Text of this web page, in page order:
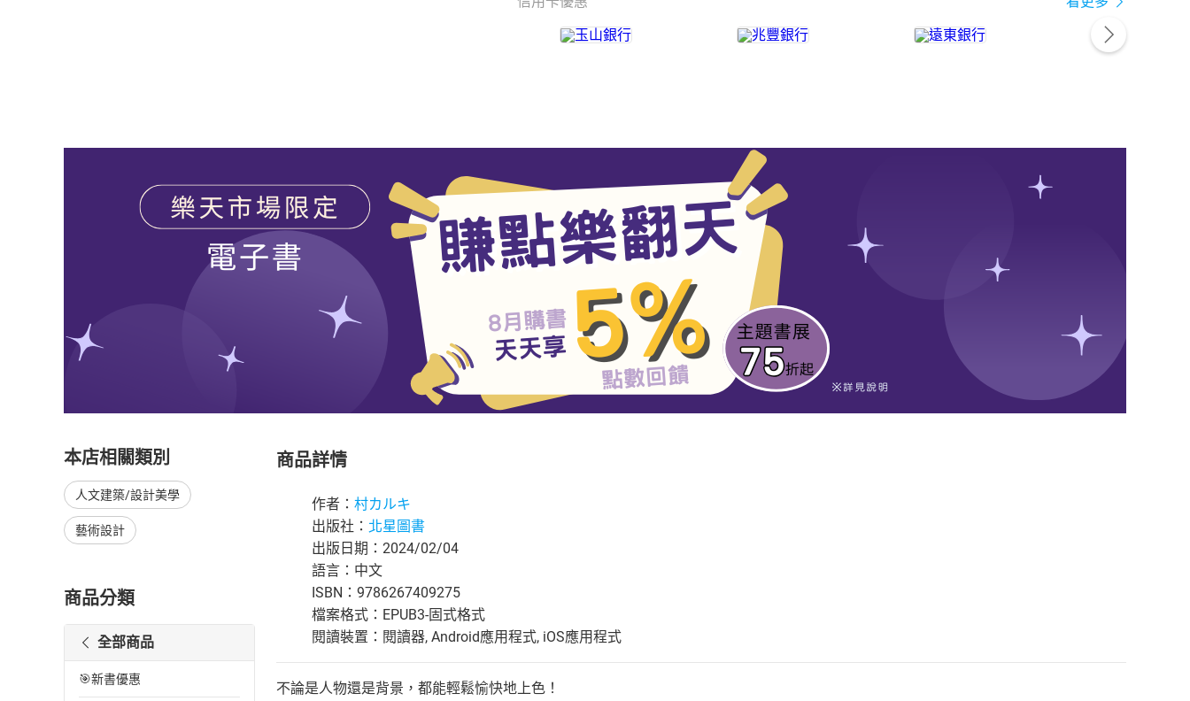
本店相關類別
人文建築/設計美學
藝術設計
商品分類
全部商品
🎯新書優惠
商品詳情
作者： 村カルキ
出版社： 北星圖書
出版日期：2024/02/04
語言：中文
ISBN：9786267409275
檔案格式：EPUB3-固式格式
閱讀裝置：閱讀器, Android應用程式, iOS應用程式
不論是人物還是背景，都能輕鬆愉快地上色！